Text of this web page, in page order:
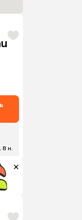
8 н.